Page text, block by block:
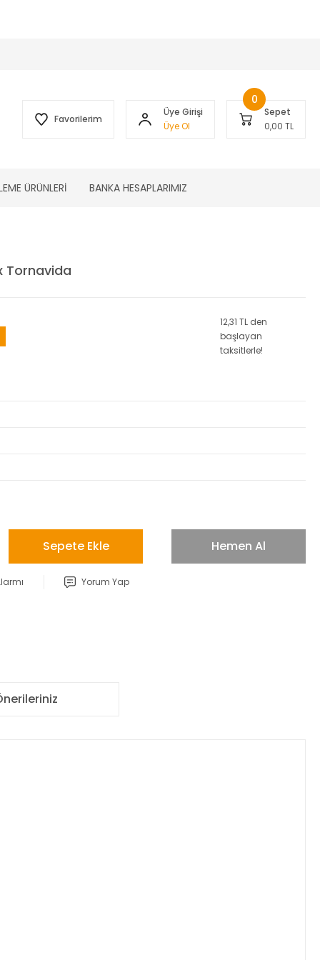
Favorilerim
Üye Girişi
Üye Ol
Sepet
0,00 TL
0
ÜRÜNLERİ BANKA HESAPLARIMIZ
Tornavida
12,31 TL den
başlayan
taksitlerle!
Sepete Ekle Hemen Al
Yorum Yap